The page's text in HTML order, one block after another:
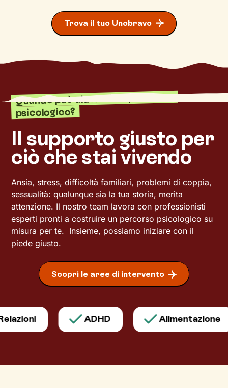
Trova il tuo Unobravo
Quando può aiutarti un percorso
psicologico?
Il supporto giusto per
ciò che stai vivendo
Ansia, stress, difficoltà familiari, problemi di coppia,
sessualità: qualunque sia la tua storia, merita
attenzione. Il nostro team lavora con professionisti
esperti pronti a costruire un percorso psicologico su
misura per te. Insieme, possiamo iniziare con il
piede giusto.
Scopri le aree di intervento
ADHD Alimentazione